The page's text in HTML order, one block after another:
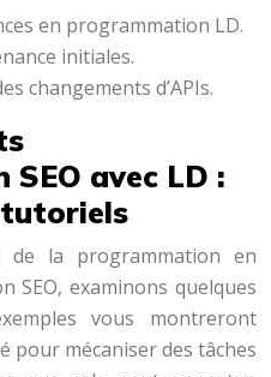
en programmation LD.
initiales.
changements d’APIs.
avec LD :
la programmation en
SEO, examinons quelques
vous montreront
pour mécaniser des tâches